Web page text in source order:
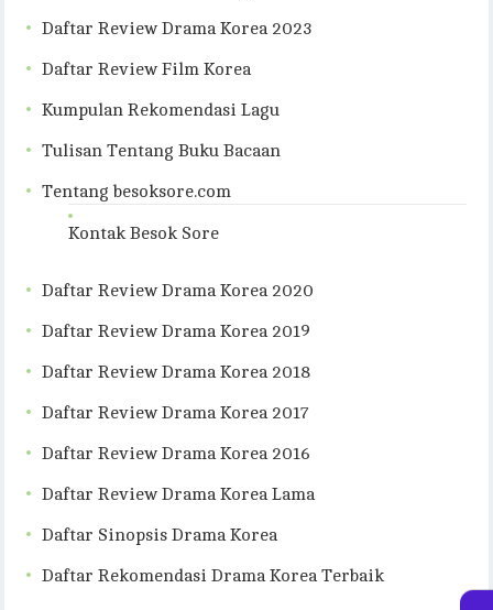
Daftar Review Drama Korea 2023
Daftar Review Film Korea
Kumpulan Rekomendasi Lagu
Tulisan Tentang Buku Bacaan
Tentang besoksore.com
Kontak Besok Sore
Daftar Review Drama Korea 2020
Daftar Review Drama Korea 2019
Daftar Review Drama Korea 2018
Daftar Review Drama Korea 2017
Daftar Review Drama Korea 2016
Daftar Review Drama Korea Lama
Daftar Sinopsis Drama Korea
Daftar Rekomendasi Drama Korea Terbaik